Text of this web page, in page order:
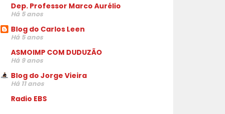
Dep. Professor Marco Aurélio
Há 5 anos
Blog do Carlos Leen
Há 5 anos
ASMOIMP COM DUDUZÃO
Há 9 anos
Blog do Jorge Vieira
Há 11 anos
Radio EBS